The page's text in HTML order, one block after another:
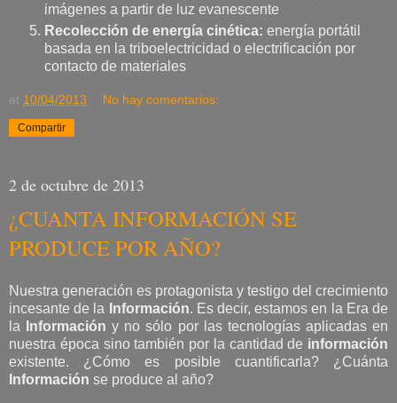
imágenes a partir de luz evanescente
Recolección de energía cinética: energía portátil
basada en la triboelectricidad o electrificación por
contacto de materiales
at 10/04/2013 No hay comentarios:
Compartir
2 de octubre de 2013
¿CUANTA INFORMACIÓN SE
PRODUCE POR AÑO?
Nuestra generación es protagonista y testigo del crecimiento
incesante de la Información. Es decir, estamos en la Era de
la
Información y no sólo por las tecnologías aplicadas en
nuestra época sino también por la cantidad de información
existente. ¿Cómo es posible cuantificarla? ¿Cuánta
Información se produce al año?